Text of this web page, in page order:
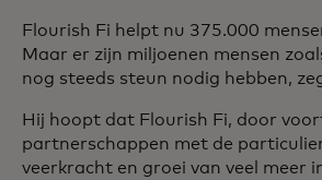
Flourish Fi helpt nu 375.000
Maar er zijn miljoenen mensen
nog steeds steun nodig hebben,
Hij hoopt dat Flourish Fi, door
partnerschappen met de
veerkracht en groei van veel meer